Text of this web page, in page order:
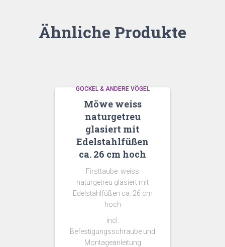
Ähnliche Produkte
GOCKEL & ANDERE VÖGEL
Möwe weiss
naturgetreu
glasiert mit
Edelstahlfüßen
ca. 26 cm hoch
Firsttaube weiss
naturgetreu glasiert mit
Edelstahlfüßen ca. 26 cm
hoch
incl.
Befestigungsschraube und
Montageanleitung